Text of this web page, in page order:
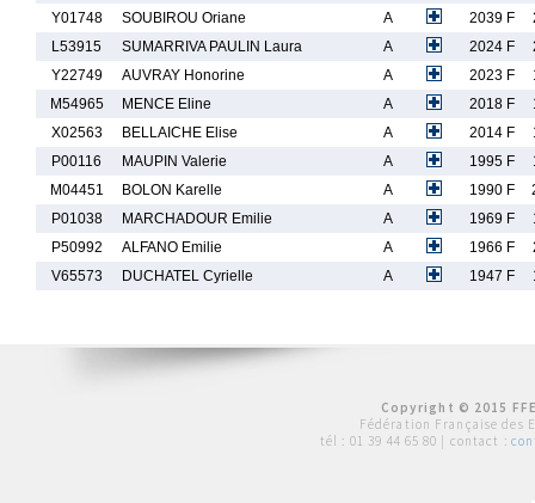
Y01748
SOUBIROU Oriane A 2039 F
L53915
SUMARRIVA PAULIN Laura A 2024 F
Y22749
AUVRAY Honorine A 2023 F
M54965
MENCE Eline A 2018 F
X02563
BELLAICHE Elise A 2014 F
P00116
MAUPIN Valerie A 1995 F
M04451
BOLON Karelle A 1990 F
P01038
MARCHADOUR Emilie A 1969 F
P50992
ALFANO Emilie A 1966 F
V65573
DUCHATEL Cyrielle A 1947 F
Copyright © 2015
Fédération Française des
tél : 01 39 44 65 80 | contact :